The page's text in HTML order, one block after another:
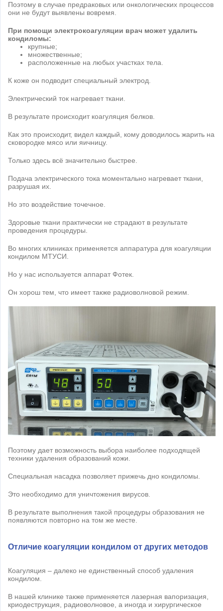
Поэтому в случае предраковых или онкологических процессов
они не будут выявлены вовремя.
При помощи электрокоагуляции врач может удалить
кондиломы:
крупные;
множественные;
расположенные на любых участках тела.
К коже он подводит специальный электрод.
Электрический ток нагревает ткани.
В результате происходит коагуляция белков.
Как это происходит, видел каждый, кому доводилось жарить на
сковородке мясо или яичницу.
Только здесь всё значительно быстрее.
Подача электрического тока моментально нагревает ткани,
разрушая их.
Но это воздействие точечное.
Здоровые ткани практически не страдают в результате
проведения процедуры.
Во многих клиниках применяется аппаратура для коагуляции
кондилом МТУСИ.
Но у нас используется аппарат Фотек.
Он хорош тем, что имеет также радиоволновой режим.
Поэтому дает возможность выбора наиболее подходящей
техники удаления образований кожи.
Специальная насадка позволяет прижечь дно кондиломы.
Это необходимо для уничтожения вирусов.
В результате выполнения такой процедуры образования не
появляются повторно на том же месте.
Отличие коагуляции кондилом от других методов
Коагуляция – далеко не единственный способ удаления
кондилом.
В нашей клинике также применяется лазерная вапоризация,
криодеструкция, радиоволновое, а иногда и хирургическое